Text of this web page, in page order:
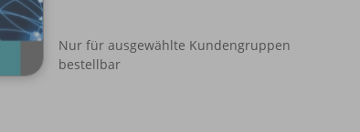
Nur für ausgewählte Kundengruppen
bestellbar